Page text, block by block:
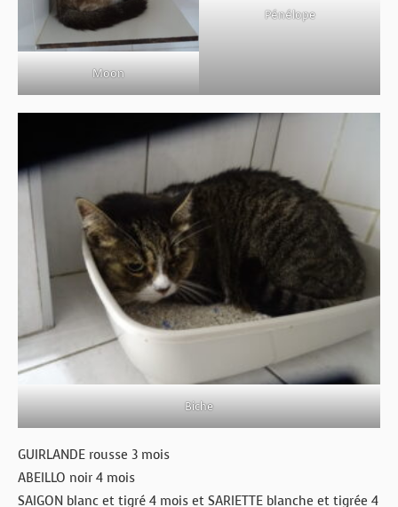
Moon
Pénélope
Biche
GUIRLANDE rousse 3 mois
ABEILLO noir 4 mois
SAIGON blanc et tigré 4 mois et SARIETTE blanche et tigrée 4